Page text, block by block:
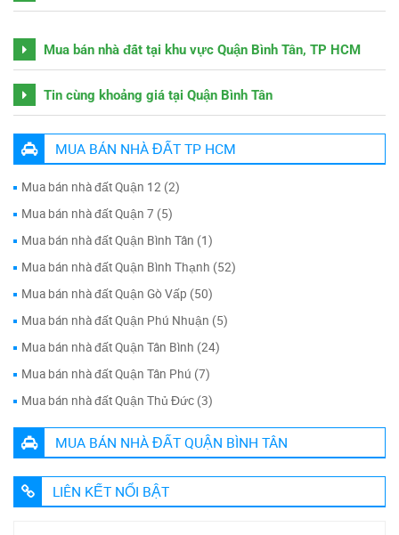
Mua bán nhà đất tại khu vực Quận Bình Tân, TP HCM
Tin cùng khoảng giá tại Quận Bình Tân
MUA BÁN NHÀ ĐẤT TP HCM
Mua bán nhà đất Quận 12 (2)
Mua bán nhà đất Quận 7 (5)
Mua bán nhà đất Quận Bình Tân (1)
Mua bán nhà đất Quận Bình Thạnh (52)
Mua bán nhà đất Quận Gò Vấp (50)
Mua bán nhà đất Quận Phú Nhuận (5)
Mua bán nhà đất Quận Tân Bình (24)
Mua bán nhà đất Quận Tân Phú (7)
Mua bán nhà đất Quận Thủ Đức (3)
MUA BÁN NHÀ ĐẤT QUẬN BÌNH TÂN
LIÊN KẾT NỔI BẬT